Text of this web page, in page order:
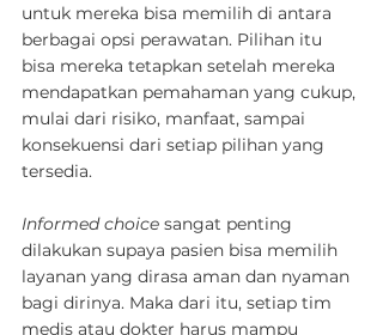
untuk mereka bisa memilih di antara
berbagai opsi perawatan. Pilihan itu
bisa mereka tetapkan setelah mereka
mendapatkan pemahaman yang cukup,
mulai dari risiko, manfaat, sampai
konsekuensi dari setiap pilihan yang
tersedia.
Informed choice sangat penting
dilakukan supaya pasien bisa memilih
layanan yang dirasa aman dan nyaman
bagi dirinya. Maka dari itu, setiap tim
medis atau dokter harus mampu